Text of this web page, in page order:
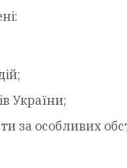
України;
за особливих